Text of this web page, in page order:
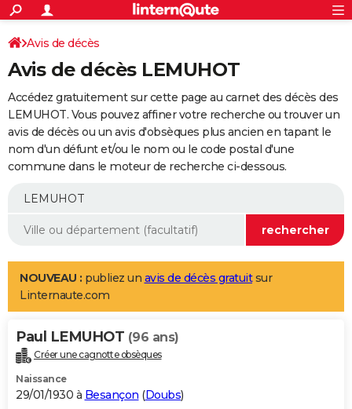
ACTUALITÉS
Politique
Société
Faits Divers
Education
Monde
Villes
+
SPORT
Coupe du monde 2026
Football
Tennis
Cyclisme
Rugby
Forum
Programme TV
TNTStreaming
Cinéma
Sorties cinéma
Musique
+FINANCE
Retraite
Epargne
Immobilier
Risques naturels par ville
Banque
Assurance
AUTO
Essais
Réserver un essai
Citadines
Berlines
SUV
Forum auto
+
Mobiles
Meilleur smartphone
Internet
Ordinateurs
Jeux vidéo
Guide high-tech
Aménagement intérieur
LIFESTYLE
Art de vivre
Bien-être
Loisirs
Mode
Modes de vie
Alimentation
Guide de la santé
Maladies
Médicaments
Sommeil
VOYAGE
Destinations
City break
Voyage nature
Voyage de noces
Forum
Climat
+PHOTO
GUIDES D'ACHAT
Avis de décès
Avis de décès LEMUHOT
Accédez gratuitement sur cette page au carnet des décès des
LEMUHOT. Vous pouvez affiner votre recherche ou trouver un
avis de décès ou un avis d'obsèques plus ancien en tapant le
nom d'un défunt et/ou le nom ou le code postal d'une
commune dans le moteur de recherche ci-dessous.
NOUVEAU : publiez un avis de décès gratuitsur
Linternaute.com
Paul LEMUHOT (96 ans)
Créer une cagnotte obsèques
Naissance
29/01/1930 à Besançon (Doubs)